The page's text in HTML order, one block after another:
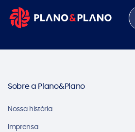
Sobre a Plano&Plano
Nossa história
Imprensa